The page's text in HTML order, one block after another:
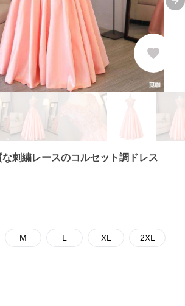
刺繍レースのコルセット調ドレス
M L XL 2XL